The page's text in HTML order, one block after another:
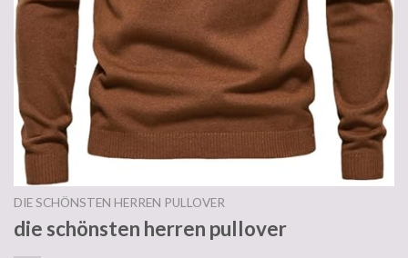
DIE SCHÖNSTEN HERREN PULLOVER
die schönsten herren pullover